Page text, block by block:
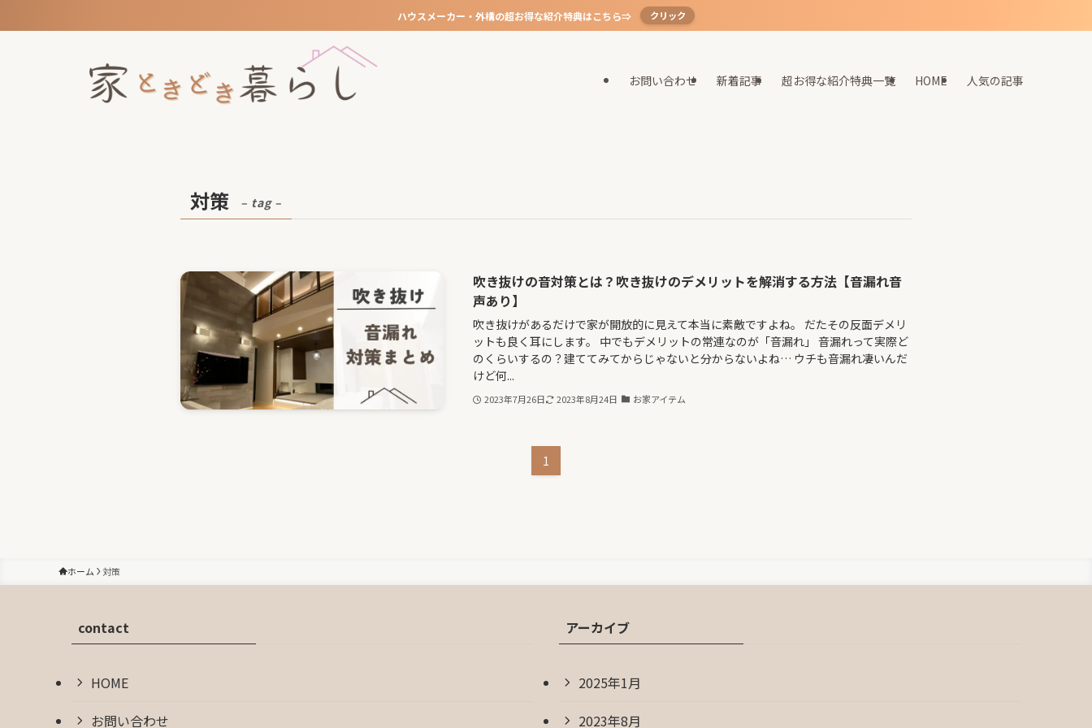
ハウスメーカー・外構の超お得な紹介特典はこちら⇒ クリック
お問い合わせ 新着記事 超お得な紹介特典一覧 HOME 人気の記事
対策 – tag –
吹き抜けの音対策とは？吹き抜けのデメリットを解消する方法【音漏れ音
声あり】
吹き抜けがあるだけで家が開放的に見えて本当に素敵ですよね。 だたその反面デメリ
ットも良く耳にします。 中でもデメリットの常連なのが「音漏れ」 音漏れって実際ど
のくらいするの？建ててみてからじゃないと分からないよね… ウチも音漏れ凄いんだ
けど何...
2023年7月26日 2023年8月24日 お家アイテム
1
ホーム 対策
contact
HOME
お問い合わせ
アーカイブ
2025年1月
2023年8月